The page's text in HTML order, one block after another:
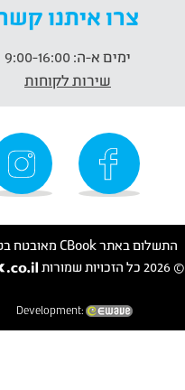
צרו איתנו
ימים א-ה:
שירות לקוחות
התשלום באתר CBook מאובטח בטכנולוגית SSL
© 2026 כל הזכויות שמורות
Development: